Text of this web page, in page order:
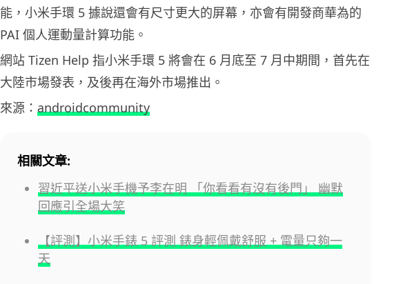
能，小米手環 5 據說還會有尺寸更大的屏幕，亦會有開發商華為的
PAI 個人運動量計算功能。
網站 Tizen Help 指小米手環 5 將會在 6 月底至 7 月中期間，首先在
大陸市場發表，及後再在海外市場推出。
來源： androidcommunity
相關文章:
習近平送小米手機予李在明 「你看看有沒有後門」 幽默
回應引全場大笑
【評測】小米手錶 5 評測 錶身輕佩戴舒服 + 電量只夠一
天